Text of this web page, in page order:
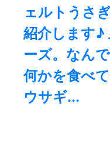
ェルトうさ
紹介します♪
ーズ。なん
何かを食べ
ウサギ...